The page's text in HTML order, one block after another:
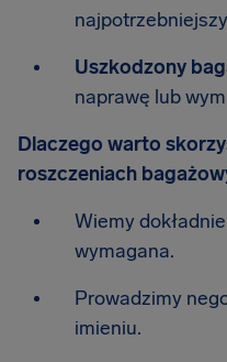
Uszkodzony
naprawę lub
Dlaczego warto
roszczeniach
Wiemy
wymagana.
Prowadzimy
imieniu.